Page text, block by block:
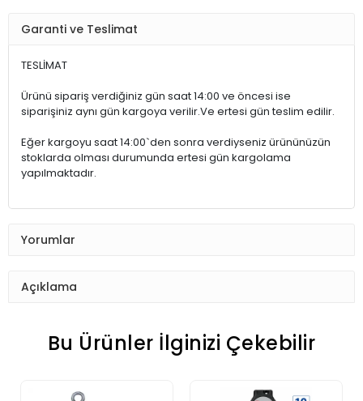
Garanti ve Teslimat
TESLİMAT
Ürünü sipariş verdiğiniz gün saat 14:00 ve öncesi ise
siparişiniz aynı gün kargoya verilir.Ve ertesi gün teslim edilir.
Eğer kargoyu saat 14:00`den sonra verdiyseniz ürününüzün
stoklarda olması durumunda ertesi gün kargolama
yapılmaktadır.
Yorumlar
Açıklama
Bu Ürünler İlginizi Çekebilir